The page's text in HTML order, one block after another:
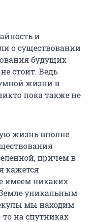
и
о существовании
будущих
стоит. Ведь
жизни в
пока также не
жизнь вполне
причем в
кажется
имеем никаких
уникальным
мы находим
на спутниках